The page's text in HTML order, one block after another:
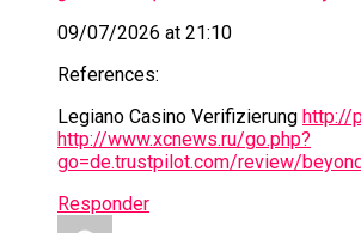
09/07/2026 at 21:10
References:
Legiano Casino Verifizierung http://
http://www.xcnews.ru/go.php?
go=de.trustpilot.com/review/
Responder